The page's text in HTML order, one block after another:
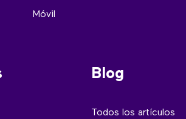
Móvil
Blog
Todos los artículos